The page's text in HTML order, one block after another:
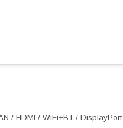
/ HDMI / WiFi+BT / DisplayPort